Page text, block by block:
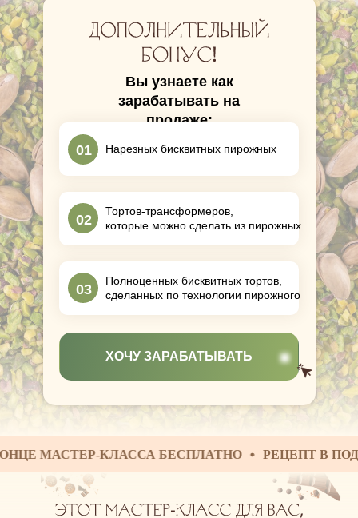
ХОЧУ ЗАРАБАТЫВАТЬ
Вы узнаете как
зарабатывать на
продаже:
03
Полноценных бисквитных тортов,
сделанных по технологии пирожного
01 Нарезных бисквитных пирожных
02
Тортов-трансформеров,
которые можно сделать из пирожных
КЛАССА БЕСПЛАТНО РЕЦЕПТ В ПОДАРОК